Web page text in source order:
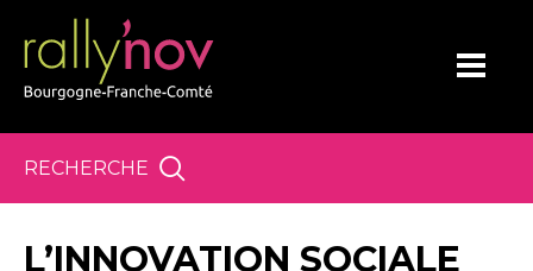
RECHERCHE
L’INNOVATION SOCIALE